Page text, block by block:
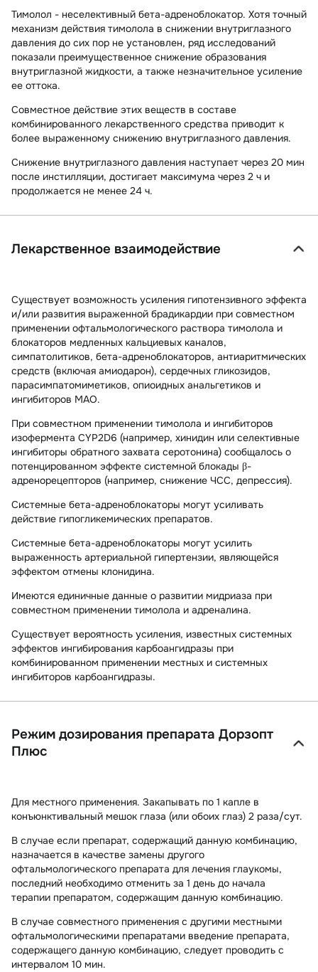
Тимолол - неселективный бета-адреноблокатор. Хотя точный
механизм действия тимолола в снижении внутриглазного
давления до сих пор не установлен, ряд исследований
показали преимущественное снижение образования
внутриглазной жидкости, а также незначительное усиление
ее оттока.
Совместное действие этих веществ в составе
комбинированного лекарственного средства приводит к
более выраженному снижению внутриглазного давления.
Снижение внутриглазного давления наступает через 20 мин
после инстилляции, достигает максимума через 2 ч и
продолжается не менее 24 ч.
Лекарственное взаимодействие
Существует возможность усиления гипотензивного эффекта
и/или развития выраженной брадикардии при совместном
применении офтальмологического раствора тимолола и
блокаторов медленных кальциевых каналов,
симпатолитиков, бета-адреноблокаторов, антиаритмических
средств (включая амиодарон), сердечных гликозидов,
парасимпатомиметиков, опиоидных анальгетиков и
ингибиторов МАО.
При совместном применении тимолола и ингибиторов
изофермента CYP2D6 (например, хинидин или селективные
ингибиторы обратного захвата серотонина) сообщалось о
потенцированном эффекте системной блокады β-
адренорецепторов (например, снижение ЧСС, депрессия).
Системные бета-адреноблокаторы могут усиливать
действие гипогликемических препаратов.
Системные бета-адреноблокаторы могут усилить
выраженность артериальной гипертензии, являющейся
эффектом отмены клонидина.
Имеются единичные данные о развитии мидриаза при
совместном применении тимолола и адреналина.
Существует вероятность усиления, известных системных
эффектов ингибирования карбоангидразы при
комбинированном применении местных и системных
ингибиторов карбоангидразы.
Режим дозирования препарата Дорзопт
Плюс
Для местного применения. Закапывать по 1 капле в
конъюнктивальный мешок глаза (или обоих глаз) 2 раза/сут.
В случае если препарат, содержащий данную комбинацию,
назначается в качестве замены другого
офтальмологического препарата для лечения глаукомы,
последний необходимо отменить за 1 день до начала
терапии препаратом, содержащим данную комбинацию.
В случае совместного применения с другими местными
офтальмологическими препаратами введение препарата,
содержащего данную комбинацию, следует проводить с
интервалом 10 мин.